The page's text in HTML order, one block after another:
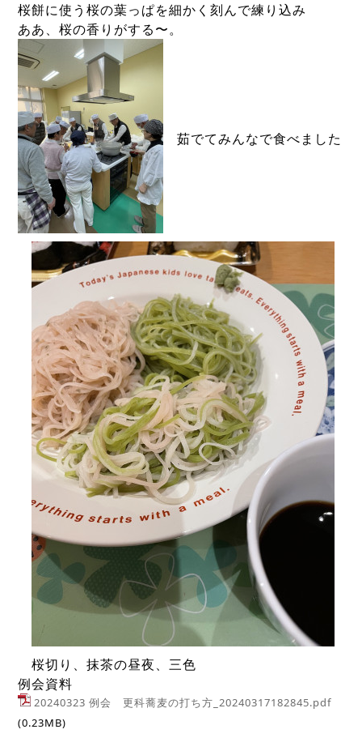
桜餅に使う桜の葉っぱを細かく刻んで練り込み
ああ、桜の香りがする〜。
茹でてみんなで食べました
桜切り、抹茶の昼夜、三色
例会資料
20240323 例会　更科蕎麦の打ち方_20240317182845.pdf
(0.23MB)